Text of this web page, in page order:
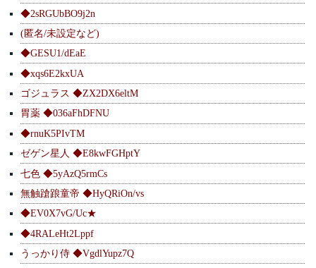
◆2sRGUbBO9j2n
(匿名/未設定など)
◆GESU1/dEaE
◆xqs6E2kxUA
ゴジュラス ◆ZX2DX6eltM
胃薬 ◆036aFhDFNU
◆rnuK5PIvTM
ゼゲン星人 ◆E8kwFGHptY
七色 ◆5yAzQ5rmCs
無触蹌踉童帝 ◆HyQRiOn/vs
◆EV0X7vG/Uc★
◆4RALeHt2Lppf
うっかり侍 ◆VgdlYupz7Q